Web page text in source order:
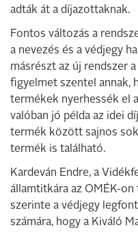
adták át a díjazottaknak.
Fontos változás a
a nevezés és a védjegy
másrészt az új rendszer
figyelmet szentel annak,
termékek nyerhessék el
valóban jó példa az idei
termék között sajnos
termék is található.
Kardeván Endre, a
államtitkára az OMÉK-
szerinte a védjegy
számára, hogy a Kiváló